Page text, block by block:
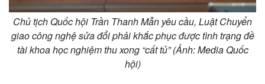
Cuộc sống đó đây
Hồ sơ
Ảnh
E-Magazine
Infographic
Chủ tịch Quốc hội Trần Thanh Mẫn yêu cầu, Luật Chuyển
giao công nghệ sửa đổi phải khắc phục được tình trạng đề
tài khoa học nghiệm thu xong “cất tủ” (Ảnh: Media Quốc
hội)